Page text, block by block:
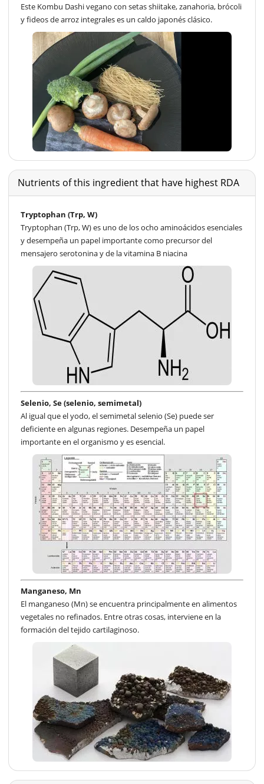
Este Kombu Dashi vegano con setas shiitake, zanahoria, brócoli
y fideos de arroz integrales es un caldo japonés clásico.
Nutrients of this ingredient that have highest RDA
Tryptophan (Trp, W)
Tryptophan (Trp, W) es uno de los ocho aminoácidos esenciales
y desempeña un papel importante como precursor del
mensajero serotonina y de la vitamina B niacina
Selenio, Se (selenio, semimetal)
Al igual que el yodo, el semimetal selenio (Se) puede ser
deficiente en algunas regiones. Desempeña un papel
importante en el organismo y es esencial.
Manganeso, Mn
El manganeso (Mn) se encuentra principalmente en alimentos
vegetales no refinados. Entre otras cosas, interviene en la
formación del tejido cartilaginoso.